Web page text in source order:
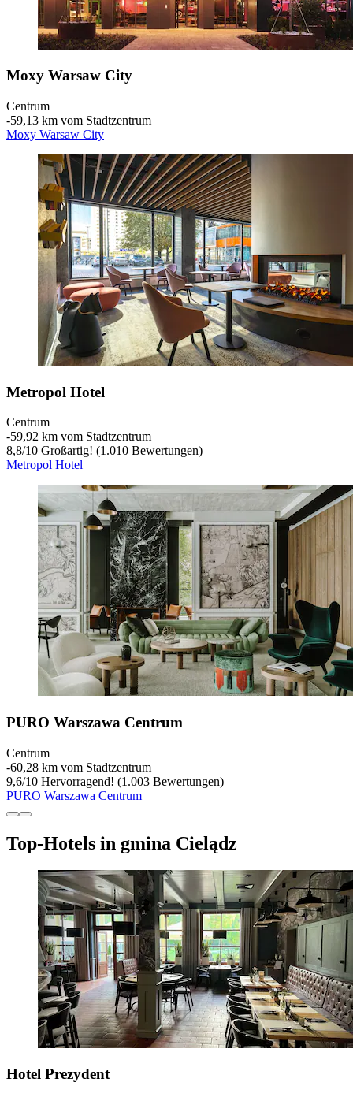
Moxy Warsaw City
Centrum
‐59,13 km vom Stadtzentrum
Moxy Warsaw City
Metropol Hotel
Centrum
‐59,92 km vom Stadtzentrum
8,8/10 Großartig! (1.010 Bewertungen)
Metropol Hotel
PURO Warszawa Centrum
Centrum
‐60,28 km vom Stadtzentrum
9,6/10 Hervorragend! (1.003 Bewertungen)
PURO Warszawa Centrum
Top-Hotels in gmina Cielądz
Hotel Prezydent